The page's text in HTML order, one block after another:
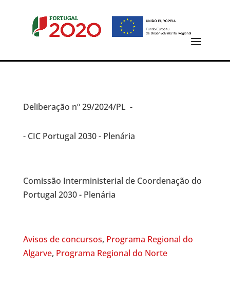
Deliberação nº 29/2024/PL -
- CIC Portugal 2030 - Plenária
Comissão Interministerial de Coordenação do
Portugal 2030 - Plenária
Avisos de concursos, Programa Regional do
Algarve, Programa Regional do Norte